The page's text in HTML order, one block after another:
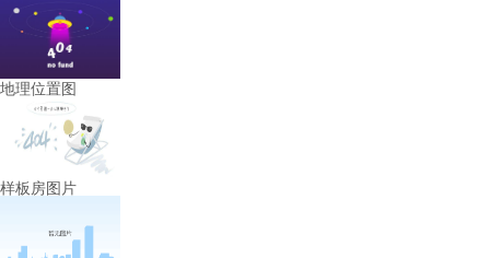
地理位置图
样板房图片